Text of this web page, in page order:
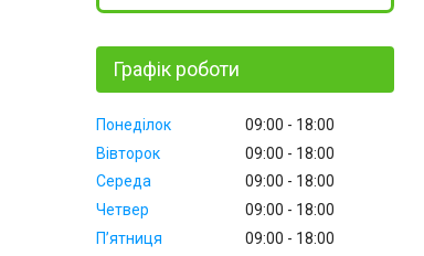
Графік роботи
Понеділок 09:00
18:00
Вівторок
09:00
18:00
Середа
09:00
18:00
Четвер
09:00
18:00
Пʼятниця
09:00
18:00